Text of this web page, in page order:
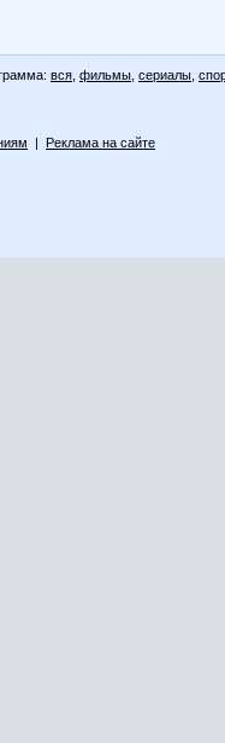
вся фильмы сериалы
| Реклама на сайте